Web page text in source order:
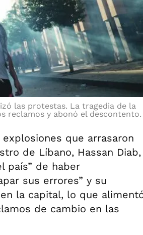
las protestas. La tragedia de la
reclamos y abonó el descontento.
que arrasaron
de Líbano, Hassan Diab,
país” de haber
sus errores” y su
la capital, lo que
de cambio en las